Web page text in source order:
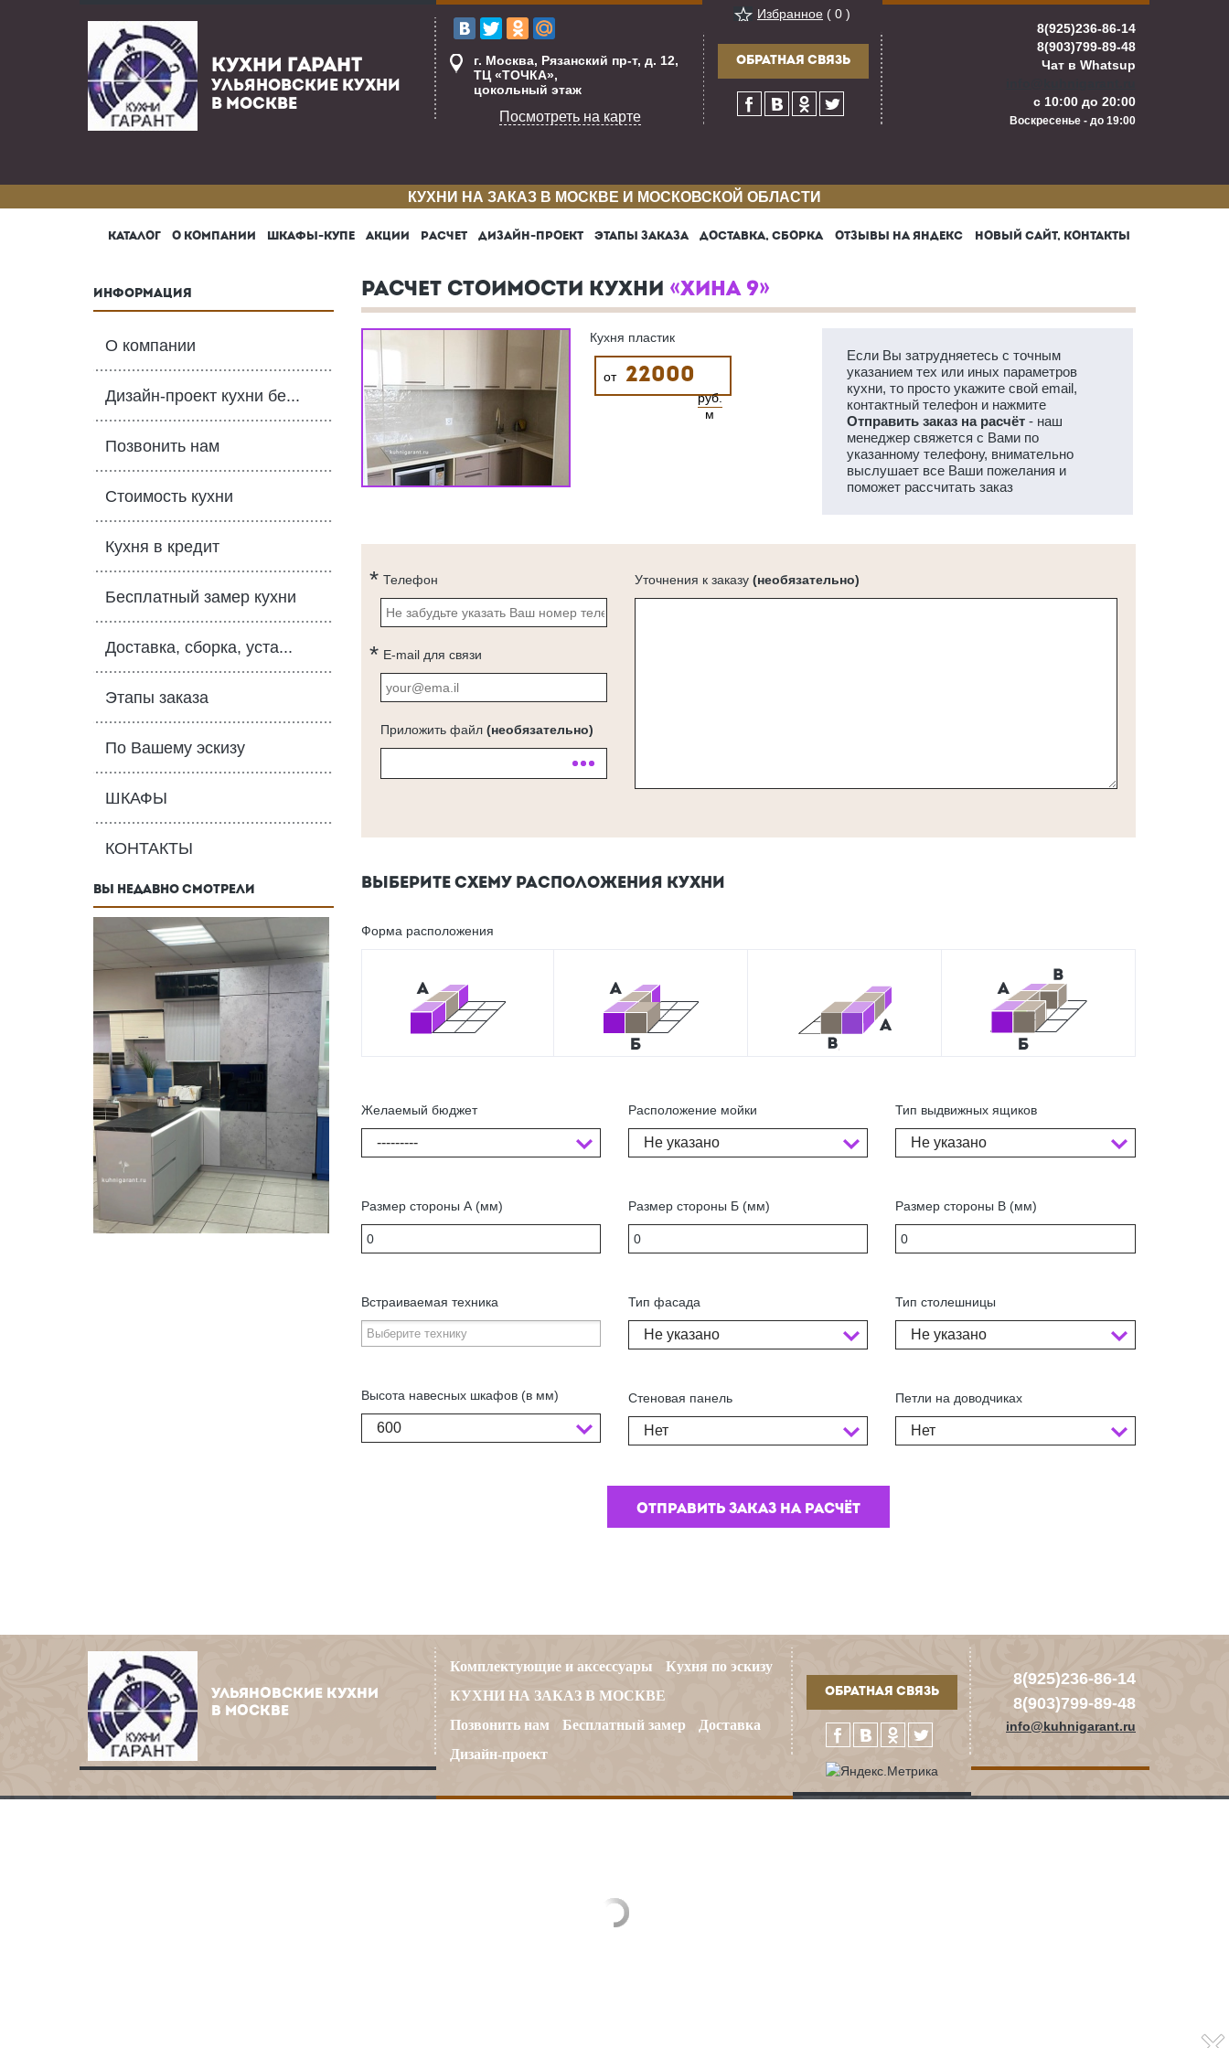
КУХНИ ГАРАНТ
УЛЬЯНОВСКИЕ КУХНИ
В МОСКВЕ
г. Москва, Рязанский пр-т, д. 12,
ТЦ «ТОЧКА»,
цокольный этаж
Посмотреть на карте
Избранное ( 0 )
ОБРАТНАЯ СВЯЗЬ
8(925)236-86-14
8(903)799-89-48
Чат в Whatsup
с 10:00 до 20:00
Воскресенье - до 19:00
КУХНИ НА ЗАКАЗ В МОСКВЕ И МОСКОВСКОЙ ОБЛАСТИ
КАТАЛОГ О КОМПАНИИ ШКАФЫ-КУПЕ АКЦИИ РАСЧЕТ ДИЗАЙН-ПРОЕКТ ЭТАПЫ ЗАКАЗА ДОСТАВКА, СБОРКА ОТЗЫВЫ НА ЯНДЕКС НОВЫЙ САЙТ, КОНТАКТЫ
ИНФОРМАЦИЯ
О компании
Дизайн-проект кухни бе...
Позвонить нам
Стоимость кухни
Кухня в кредит
Бесплатный замер кухни
Доставка, сборка, уста...
Этапы заказа
По Вашему эскизу
ШКАФЫ
КОНТАКТЫ
ВЫ НЕДАВНО СМОТРЕЛИ
РАСЧЕТ СТОИМОСТИ КУХНИ «ХИНА 9»
Кухня пластик
от 22000
руб.
м
Если Вы затрудняетесь с точным
указанием тех или иных параметров
кухни, то просто укажите свой email,
контактный телефон и нажмите
Отправить заказ на расчёт- наш
менеджер свяжется с Вами по
указанному телефону, внимательно
выслушает все Ваши пожелания и
поможет рассчитать заказ
Телефон
E-mail для связи
Приложить файл (необязательно)
Уточнения к заказу(необязательно)
ВЫБЕРИТЕ СХЕМУ РАСПОЛОЖЕНИЯ КУХНИ
Форма расположения
Желаемый бюджет
---------
Размер стороны А (мм)
Встраиваемая техника
Высота навесных шкафов (в мм)
600
Расположение мойки
Не указано
Размер стороны Б (мм)
Тип фасада
Не указано
Стеновая панель
Нет
Тип выдвижных ящиков
Не указано
Размер стороны В (мм)
Тип столешницы
Не указано
Петли на доводчиках
Нет
УЛЬЯНОВСКИЕ КУХНИ
В МОСКВЕ
Комплектующие и аксессуары
Кухня по эскизу
КУХНИ НА ЗАКАЗ В МОСКВЕ
Позвонить нам
Бесплатный замер
Доставка
Дизайн-проект
ОБРАТНАЯ СВЯЗЬ
8(925)236-86-14
8(903)799-89-48
info@kuhnigarant.ru